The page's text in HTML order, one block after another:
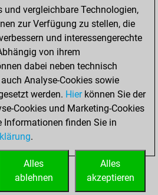
1
0
0
0
und vergleichbare Technologien,
zur Verfügung zu stellen, die
und interessengerechte
von ihrem
dabei neben technisch
Analyse-Cookies sowie
werden. Hierkönnen Sie der
Cookies und Marketing-Cookies
Informationen finden Sie in
.
Alles
akzeptieren
Alles
ablehnen